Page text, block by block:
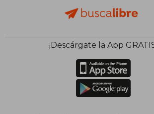
¡Descárgate la App